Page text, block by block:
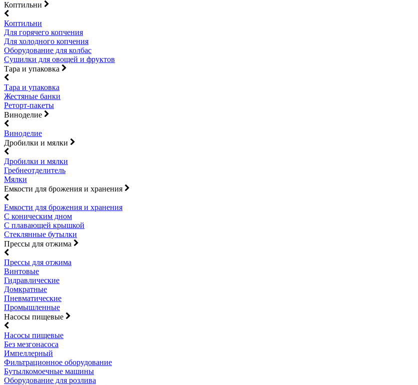
Коптильни
Коптильни
Для горячего копчения
Для холодного копчения
Оборудование для колбас
Сушилки для овощей и фруктов
Тара и упаковка
Тара и упаковка
Жестяные банки
Реторт-пакеты
Виноделие
Виноделие
Дробилки и мялки
Дробилки и мялки
Гребнеотделитель
Мялки
Емкости для брожения и хранения
Емкости для брожения и хранения
С коническим дном
С плавающей крышкой
Стеклянные бутылки
Прессы для отжима
Прессы для отжима
Винтовые
Гидравлические
Домкратные
Пневматические
Промышленные
Насосы пищевые
Насосы пищевые
Без мезгонасоса
Импеллерный
Фильтрационное оборудование
Бутылкомоечные машины
Оборудование для розлива